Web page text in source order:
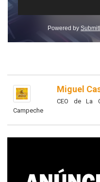
Miguel
CEO de La
Campeche